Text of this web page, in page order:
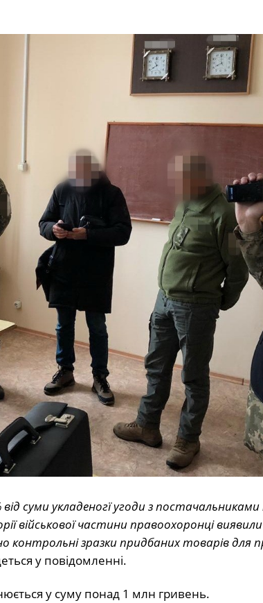
суми укладеногї угоди з
військової частини правоохоронці
контрольні зразки придбаних товарів для
у повідомленні.
у суму понад 1 млн гривень.